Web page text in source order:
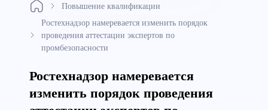
Повышение квалификации
Ростехнадзор намеревается изменить порядок
проведения аттестации экспертов по
промбезопасности
Ростехнадзор намеревается
изменить порядок проведения